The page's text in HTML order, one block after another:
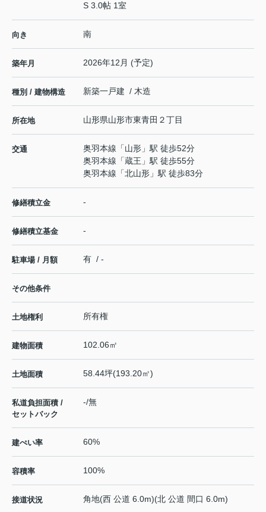
S 3.0帖 1室
向き 南
築年月 2026年12月 (予定)
種別 / 建物構造 新築一戸建 / 木造
所在地 山形県山形市東青田 ２丁目
交通 奥羽本線 「山形 」駅 徒歩52分
奥羽本線 「蔵王 」駅 徒歩55分
奥羽本線 「北山形 」駅 徒歩83分
修繕積立金 -
修繕積立基金 -
駐車場 / 月額 有 / -
その他条件
土地権利 所有権
建物面積 102.06㎡
土地面積 58.44坪(193.20㎡)
私道負担面積 /
セットバック
-/無
建ぺい率 60%
容積率 100%
接道状況 角地(西 公道 6.0m)(北 公道 間口 6.0m)